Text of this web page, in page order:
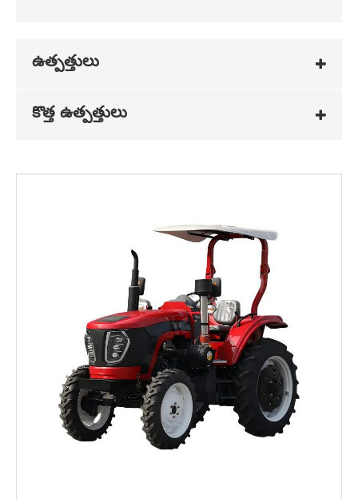
ఉత్పత్తులు
కొత్త ఉత్పత్తులు